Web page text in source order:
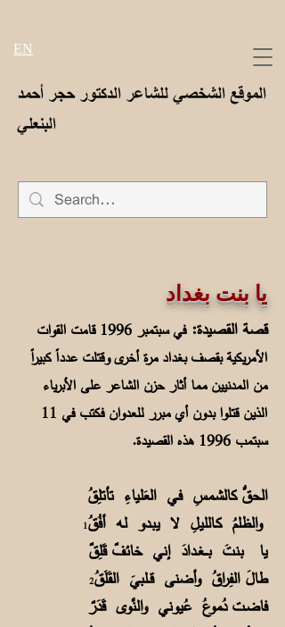
الموقع الشخصي للشاعر الدكتور حجر أحمد
البنعلي
EN
يا بنت بغداد
قصة القصيدة:
في سبتمبر 1996 قامت القوات
الأمريكية بقصف بغداد مرة أخرى وقتلت عدداً كبيراً
من المدنيين مما أثار حزن الشاعر على الأبرياء
الذين قتلوا بدون أي مبرر للعدوان فكتب في 11
سبتمب 1996 هذه القصيدة.
الحقُّ كالشـمسِ فـي العَلياءِ تأتلِقُ
والظلمُ كـالليلِ لا يبـدو لـه أفُقُ1
يا بنتَ بــــغــدادَ إني خائفٌ قَلِقٌ
طالَ الفِراقُ وأضنى قــلبيَ القَلَقُ2
فاضـت دُموعُ عُيوني والنَّوى قَدَرٌ